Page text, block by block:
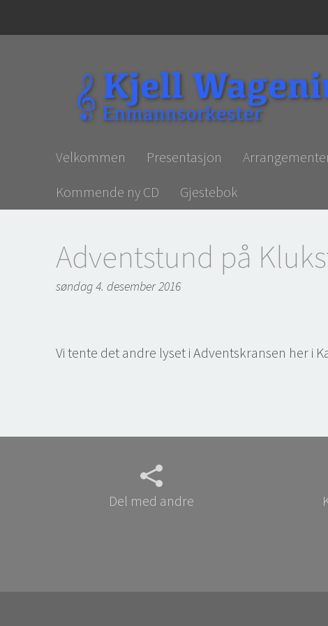
Velkommen Presentasjon
Kommende ny CD
Gjestebok
Adventstund på
søndag 4. desember 2016
Vi tente det andre lyset i Adventskransen her i
Del med andre